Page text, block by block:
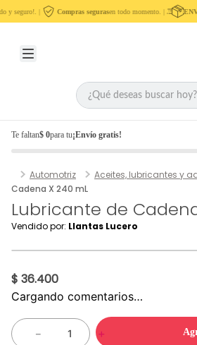
y seguro!. | Compras segurasen todo momento. |
Te faltan$ 0para tu¡Envío gratis!
Automotriz Aceites, lubricantes y
Cadena X 240 mL
Lubricante de
Vendido por: Llantas Lucero
$ 36.400
Cargando comentarios…
＋
－